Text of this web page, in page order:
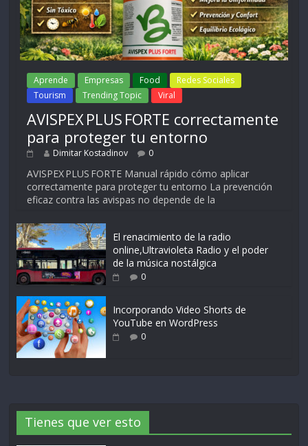
Aprende Empresas Food
Redes Sociales
Tourism
Trending Topic Viral
AVISPEX PLUS FORTE correctamente
para proteger tu entorno
Dimitar Kostadinov 0
AVISPEX PLUS FORTE Manual rápido cómo aplicar
correctamente para proteger tu entorno La prevención
eficaz contra las avispas no depende de la
El renacimiento de la radio
online,Ultravioleta Radio y el poder
de la música nostálgica
0
Incorporando Video Shorts de
YouTube en WordPress
0
Tienes que ver esto